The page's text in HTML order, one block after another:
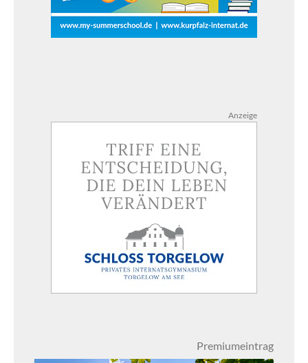
Anzeige
Premiumeintrag